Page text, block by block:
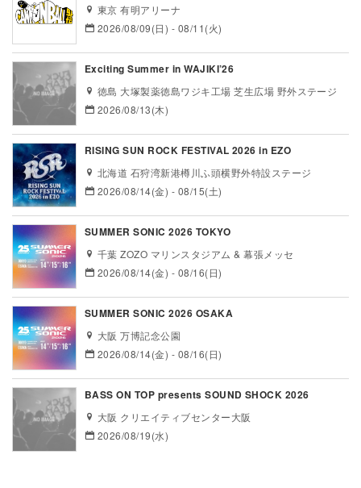
東京 有明アリーナ
2026/08/09(日) - 08/11(火)
Exciting Summer in WAJIKI’26
徳島 大塚製薬徳島ワジキ工場 芝生広場 野外ステージ
2026/08/13(木)
RISING SUN ROCK FESTIVAL 2026 in EZO
北海道 石狩湾新港樽川ふ頭横野外特設ステージ
2026/08/14(金) - 08/15(土)
SUMMER SONIC 2026 TOKYO
千葉 ZOZO マリンスタジアム & 幕張メッセ
2026/08/14(金) - 08/16(日)
SUMMER SONIC 2026 OSAKA
大阪 万博記念公園
2026/08/14(金) - 08/16(日)
BASS ON TOP presents SOUND SHOCK 2026
大阪 クリエイティブセンター大阪
2026/08/19(水)